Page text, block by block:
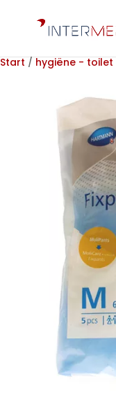
Start / hygiëne - toilet